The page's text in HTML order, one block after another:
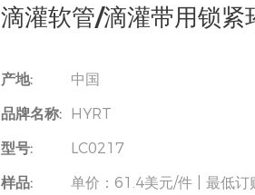
滴灌软管/滴灌带用锁
产地:
中国
品牌名称: HYRT
型号:
LC0217
样品:
单价：61.4美元/件 | 最低订